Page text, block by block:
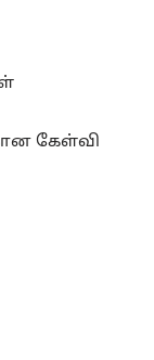
கேள்வி